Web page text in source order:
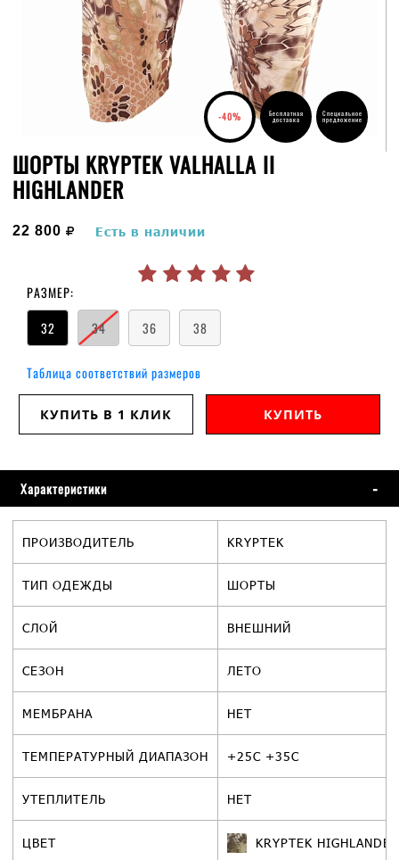
-40% Бесплатная
доставка
Специальное
предложение
ШОРТЫ KRYPTEK VALHALLA II
HIGHLANDER
22 800 руб.
Есть в наличии
РАЗМЕР:
32
34 36 38
Таблица соответствий размеров
КУПИТЬ В 1 КЛИК КУПИТЬ
Характеристики
ПРОИЗВОДИТЕЛЬ KRYPTEK
ТИП ОДЕЖДЫ ШОРТЫ
СЛОЙ ВНЕШНИЙ
СЕЗОН ЛЕТО
МЕМБРАНА НЕТ
ТЕМПЕРАТУРНЫЙ ДИАПАЗОН +25С +35С
УТЕПЛИТЕЛЬ НЕТ
ЦВЕТ KRYPTEK HIGHLANDER